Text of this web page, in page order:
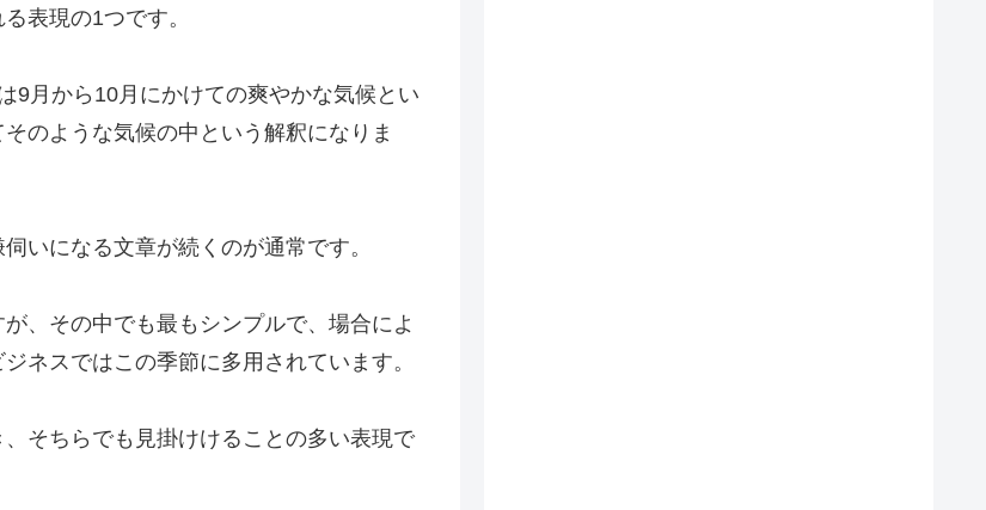
表現の1つです。
9月から10月にかけての爽やかな気候とい
そのような気候の中という解釈になりま
いになる文章が続くのが通常です。
、その中でも最もシンプルで、場合によ
ネスではこの季節に多用されています。
そちらでも見掛けけることの多い表現で